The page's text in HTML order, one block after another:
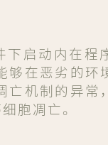
启动内在程
在恶劣的环
机制的异常
胞凋亡。